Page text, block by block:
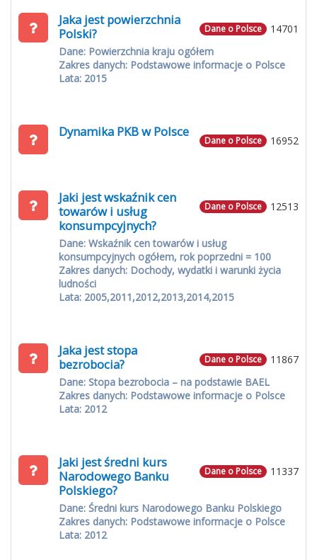
14701
Dane o Polsce
Jaka jest powierzchnia
Polski?
Dane: Powierzchnia kraju ogółem
Zakres danych: Podstawowe informacje o Polsce
Lata: 2015
16952
Dane o Polsce
Dynamika PKB w Polsce
12513
Dane o Polsce
Jaki jest wskaźnik cen
towarów i usług
konsumpcyjnych?
Dane: Wskaźnik cen towarów i usług
konsumpcyjnych ogółem, rok poprzedni = 100
Zakres danych: Dochody, wydatki i warunki życia
ludności
Lata: 2005,2011,2012,2013,2014,2015
11867
Dane o Polsce
Jaka jest stopa
bezrobocia?
Dane: Stopa bezrobocia – na podstawie BAEL
Zakres danych: Podstawowe informacje o Polsce
Lata: 2012
11337
Dane o Polsce
Jaki jest średni kurs
Narodowego Banku
Polskiego?
Dane: Średni kurs Narodowego Banku Polskiego
Zakres danych: Podstawowe informacje o Polsce
Lata: 2012